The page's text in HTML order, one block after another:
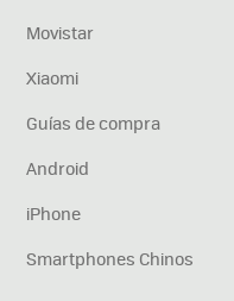
Movistar
Xiaomi
Guías de compra
Android
iPhone
Smartphones Chinos